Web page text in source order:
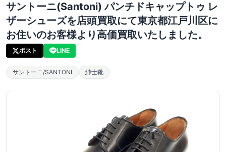
サントーニ(Santoni) パンチドキャップトゥ レ
ザーシューズを店頭買取にて東京都江戸川区に
お住いのお客様より高価買取いたしました。
ポスト LINE
サントーニ/SANTONI 紳士靴